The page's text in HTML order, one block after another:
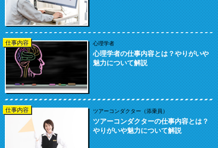
仕事内容 心理学者
心理学者の仕事内容とは？やりがいや
魅力について解説
仕事内容 ツアーコンダクター（添乗員）
ツアーコンダクターの仕事内容とは？
やりがいや魅力について解説